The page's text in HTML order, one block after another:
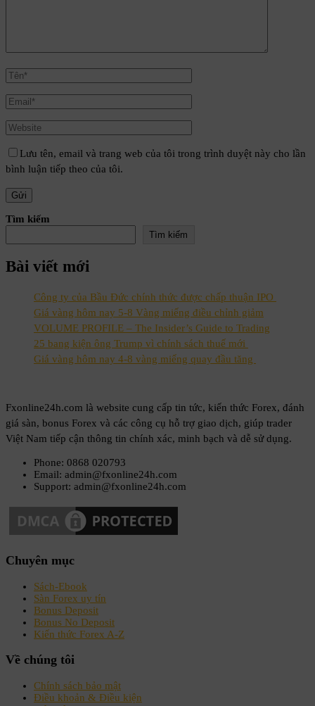
Lưu tên, email và trang web của tôi trong trình duyệt này cho lần
bình luận tiếp theo của tôi.
Tìm kiếm
Tìm kiếm
Bài viết mới
Công ty của Bầu Đức chính thức được chấp thuận IPO
Giá vàng hôm nay 5-8 Vàng miếng điều chỉnh giảm
VOLUME PROFILE – The Insider’s Guide to Trading
25 bang kiện ông Trump vì chính sách thuế mới
Giá vàng hôm nay 4-8 vàng miếng quay đầu tăng
Fxonline24h.com là website cung cấp tin tức, kiến thức Forex, đánh
giá sàn, bonus Forex và các công cụ hỗ trợ giao dịch, giúp trader
Việt Nam tiếp cận thông tin chính xác, minh bạch và dễ sử dụng.
Phone: 0868 020793
Email: admin@fxonline24h.com
Support: admin@fxonline24h.com
Chuyên mục
Sách-Ebook
Sàn Forex uy tín
Bonus Deposit
Bonus No Deposit
Kiến thức Forex A-Z
Về chúng tôi
Chính sách bảo mật
Điều khoản & Điều kiện